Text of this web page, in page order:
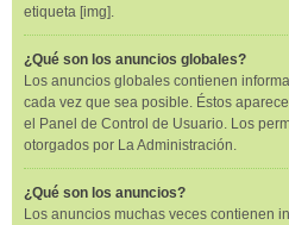
etiqueta [img].
¿Qué son los anuncios globales?
Los anuncios globales contienen
cada vez que sea posible. Éstos
el Panel de Control de Usuario. Los
otorgados por La Administración.
¿Qué son los anuncios?
Los anuncios muchas veces contienen